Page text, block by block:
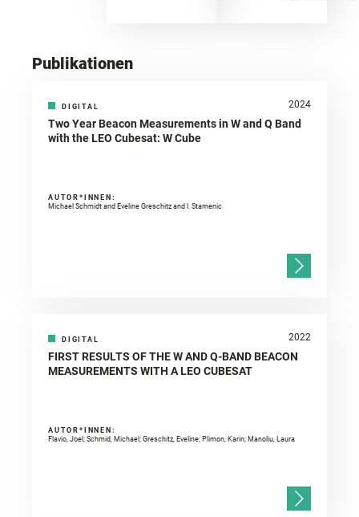
Publikationen
DIGITAL 2024
Two Year Beacon Measurements in W and Q Band
with the LEO Cubesat: W Cube
AUTOR*INNEN:
Michael Schmidt and Eveline Greschitz and I. Stamenic
DIGITAL 2022
FIRST RESULTS OF THE W AND Q-BAND BEACON
MEASUREMENTS WITH A LEO CUBESAT
AUTOR*INNEN:
Flavio, Joel; Schmid, Michael; Greschitz, Eveline; Plimon, Karin; Manoliu, Laura